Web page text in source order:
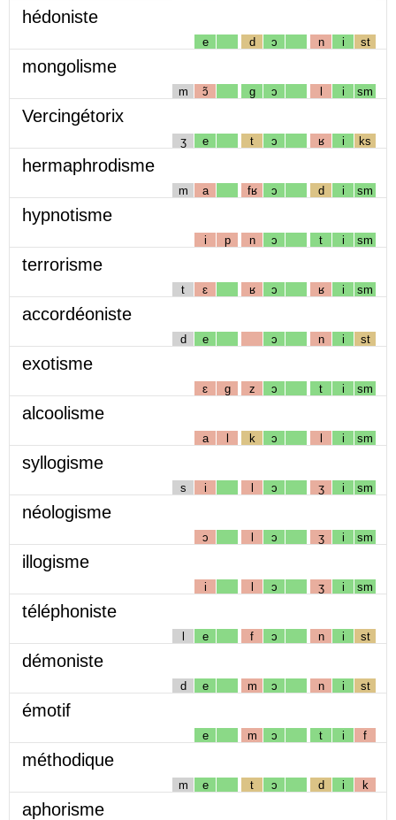
hédoniste
e d ɔ n i st
mongolisme
m ɔ̃ g ɔ l i sm
Vercingétorix
ʒ e t ɔ ʁ i ks
hermaphrodisme
m a fʁ ɔ d i sm
hypnotisme
i p n ɔ t i sm
terrorisme
t ɛ ʁ ɔ ʁ i sm
accordéoniste
d e ɔ n i st
exotisme
ɛ g z ɔ t i sm
alcoolisme
a l k ɔ l i sm
syllogisme
s i l ɔ ʒ i sm
néologisme
ɔ l ɔ ʒ i sm
illogisme
i l ɔ ʒ i sm
téléphoniste
l e f ɔ n i st
démoniste
d e m ɔ n i st
émotif
e m ɔ t i f
méthodique
m e t ɔ d i k
aphorisme